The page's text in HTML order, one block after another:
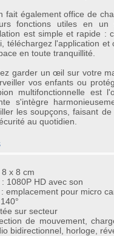
fait également office de
fonctions utiles en un
est simple et rapide :
téléchargez l'application et
en toute tranquillité.
garder un œil sur votre
vos enfants ou
multifonctionnelle est
s'intègre
les soupçons, faisant
au quotidien.
x 8 cm
1080P HD avec son
emplacement pour micro
sur secteur
de mouvement,
bidirectionnel, horloge,